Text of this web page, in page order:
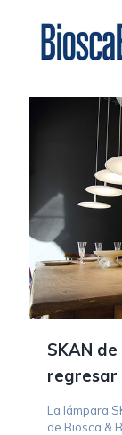
SKAN
regresar
La lámpara
de Biosca &